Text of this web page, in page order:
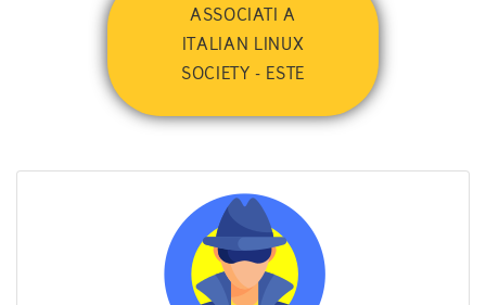
ASSOCIATI A
ITALIAN LINUX
SOCIETY - ESTE